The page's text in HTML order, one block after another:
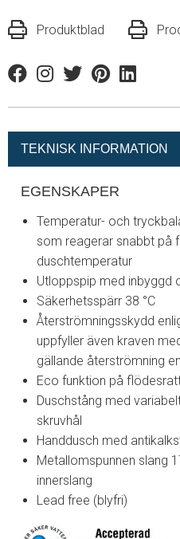
Produktblad
FacebookInstagram
TwitterPinterestLinkedin
TEKNISK INFORMATION
EGENSKAPER
Temperatur- och
som reagerar snabbt på
duschtemperatur
Utloppspip med inbyggd
Säkerhetsspärr 38 °C
Återströmningsskydd
uppfyller även kraven
gällande återströmning
Eco funktion på
Duschstång med
skruvhål
Handdusch med
Metallomspunnen slang
innerslang
Lead free (blyfri)